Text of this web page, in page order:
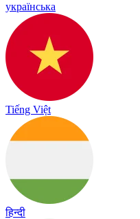
українська
Tiếng Việt
हिन्दी